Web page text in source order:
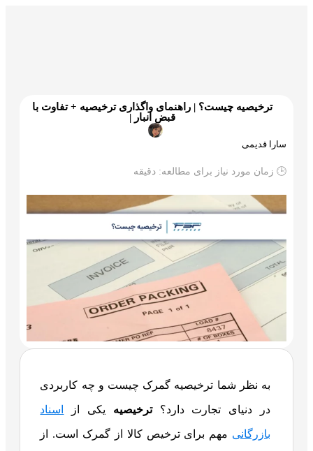
ترخیصیه چیست؟ | راهنمای واگذاری ترخیصیه + تفاوت با
قبض انبار |
سارا قدیمی
🕒 زمان مورد نیاز برای مطالعه: دقیقه
به نظر شما ترخیصیه گمرک چیست و چه کاربردی
در دنیای تجارت دارد؟ترخیصیه یکی از اسناد
بازرگانی مهم برای ترخیص کالا از گمرک است. از